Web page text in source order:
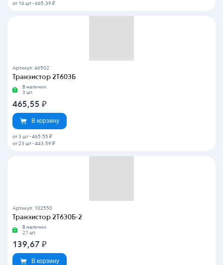
от 16 шт - 665.39 ₽
Артикул: 46502
Транзистор 2Т603Б
В наличии
3 шт.
465,55 ₽
В корзину
от 3 шт - 465.55 ₽
от 23 шт - 443.59 ₽
Артикул: 102550
Транзистор 2Т630Б-2
В наличии
21 шт.
139,67 ₽
В корзину